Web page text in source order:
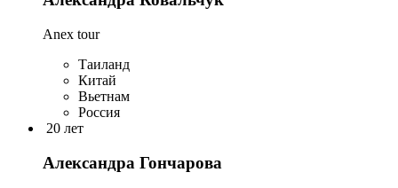
Anex tour
Таиланд
Китай
Вьетнам
Россия
20 лет
Александра Гончарова